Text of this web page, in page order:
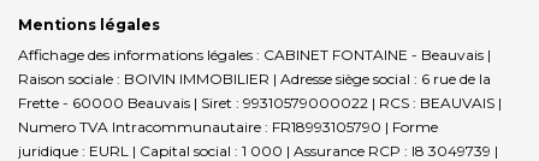
Mentions légales
Affichage des informations légales : CABINET FONTAINE - Beauvais |
Raison sociale : BOIVIN IMMOBILIER | Adresse siège social : 6 rue de la
Frette - 60000 Beauvais | Siret : 99310579000022 | RCS : BEAUVAIS |
Numero TVA Intracommunautaire : FR18993105790 | Forme
juridique : EURL | Capital social : 1 000 | Assurance RCP : I8 3049739 |